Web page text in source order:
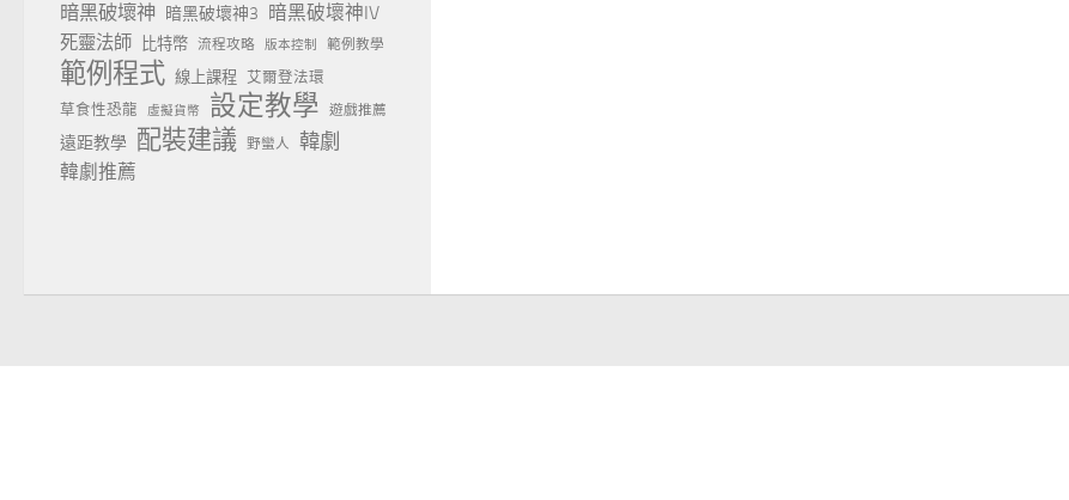
暗黑破壞神 暗黑破壞神3 暗黑破壞神IV
死靈法師 比特幣 流程攻略 版本控制 範例教學
範例程式 線上課程
艾爾登法環
草食性恐龍
虛擬貨幣 設定教學 遊戲推薦
遠距教學 配裝建議 野蠻人 韓劇
韓劇推薦